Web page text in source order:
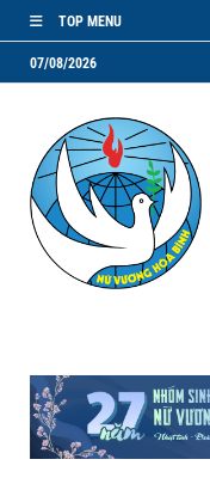
TOP MENU
07/08/2026